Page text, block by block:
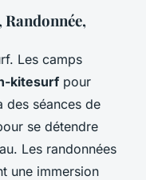
Les camps
kitesurf pour
des séances de
se détendre
Les randonnées
une immersion